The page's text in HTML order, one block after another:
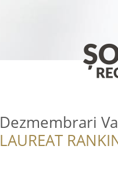
Dezmembrari
LAUREAT